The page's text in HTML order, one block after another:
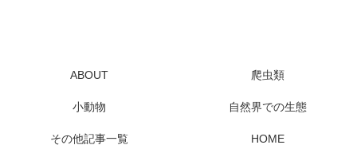
ABOUT 爬虫類
小動物 自然界での生態
その他記事一覧 HOME